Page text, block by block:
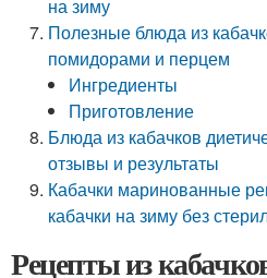
на зиму
Полезные блюда из
помидорами и перцем
Ингредиенты
Приготовление
Блюда из кабачков
отзывы и результаты
Кабачки маринованные
кабачки на зиму без
Рецепты из